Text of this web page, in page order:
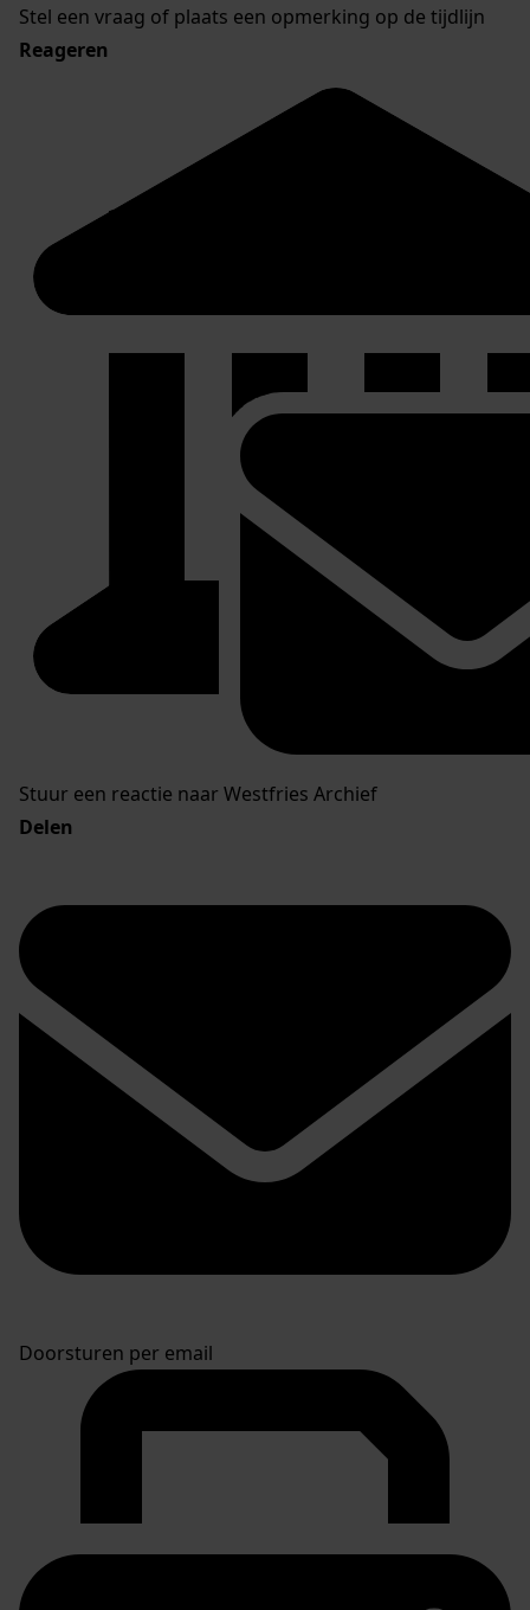
Stel een vraag of plaats een opmerking op de tijdlijn
Reageren
Stuur een reactie naar Westfries Archief
Delen
Doorsturen per email